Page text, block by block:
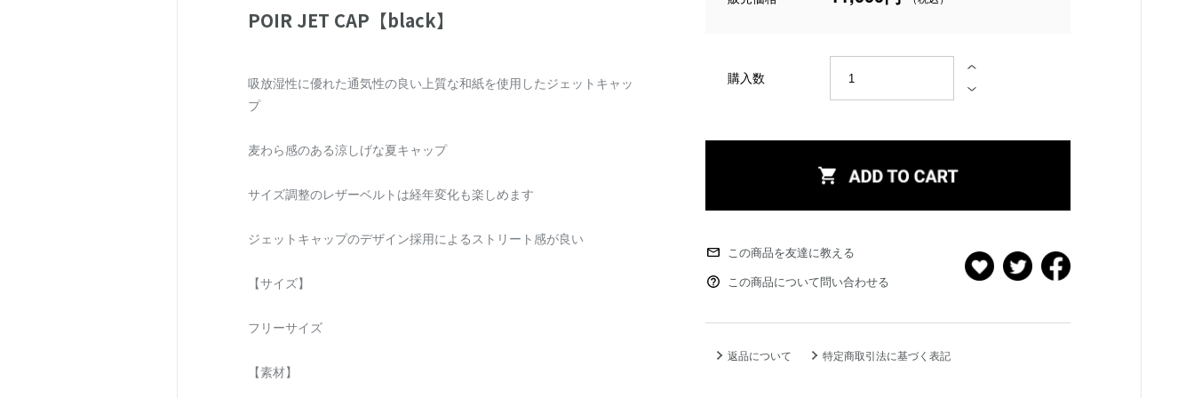
POIR JET CAP【black】
吸放湿性に優れた通気性の良い上質な和紙を使用したジェットキャッ
プ
麦わら感のある涼しげな夏キャップ
サイズ調整のレザーベルトは経年変化も楽しめます
ジェットキャップのデザイン採用によるストリート感が良い
【サイズ】
フリーサイズ
【素材】
購入数
この商品を友達に教える
この商品について問い合わせる
返品について 特定商取引法に基づく表記